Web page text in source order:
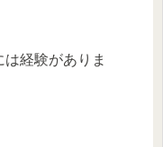
経験がありま